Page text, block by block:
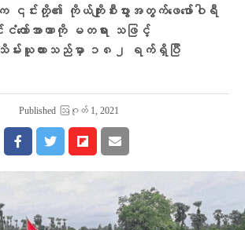
းက ၎င်းတို့၏ ကိုယ်ကျိုးစီးပွားအတွက်ဖေဖော်ဝါရီ
ာ်အာဏာကို မတရား သဖြင့်
းယူထားသည်မှာ ၁၈၂ ရက်ရှိပြီ
Published ဩဂုတ် 1, 2021